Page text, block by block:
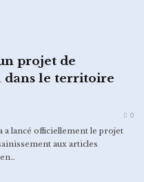
projet de
dans le territoire
0
a lancé officiellement le projet
aux articles